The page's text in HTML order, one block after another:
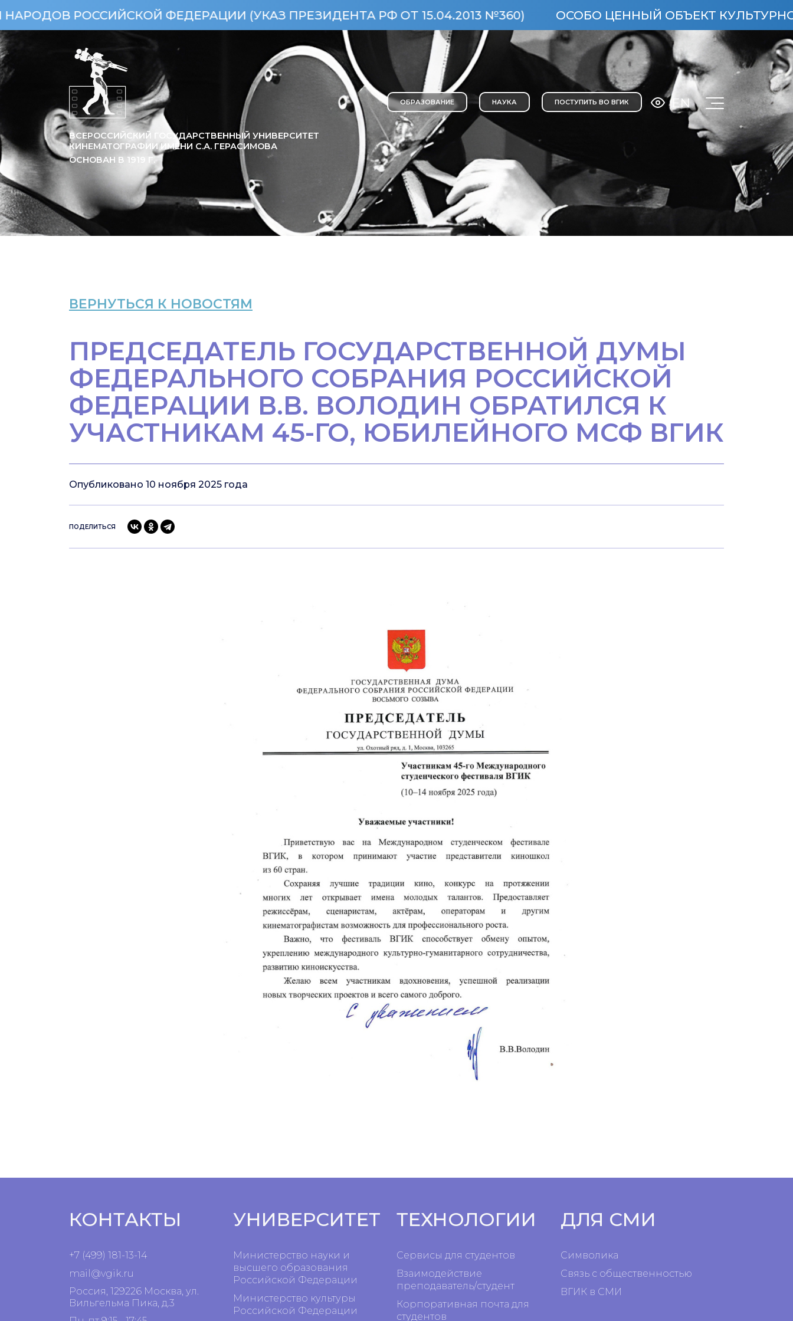
РОССИЙСКОЙ ФЕДЕРАЦИИ (УКАЗ ПРЕЗИДЕНТА РФ ОТ 15.04.2013 №360) ОСОБО ЦЕННЫЙ ОБЪЕКТ КУЛЬТУРНОГО
ВСЕРОССИЙСКИЙ ГОСУДАРСТВЕННЫЙ УНИВЕРСИТЕТ
КИНЕМАТОГРАФИИ ИМЕНИ С.А. ГЕРАСИМОВА
ОСНОВАН В 1919 Г.
ОБРАЗОВАНИЕ НАУКА ПОСТУПИТЬ ВО ВГИК EN
ВЕРНУТЬСЯ К НОВОСТЯМ
ПРЕДСЕДАТЕЛЬ ГОСУДАРСТВЕННОЙ ДУМЫ
ФЕДЕРАЛЬНОГО СОБРАНИЯ РОССИЙСКОЙ
ФЕДЕРАЦИИ В.В. ВОЛОДИН ОБРАТИЛСЯ К
УЧАСТНИКАМ 45-ГО, ЮБИЛЕЙНОГО МСФ ВГИК
Опубликовано 10 ноября 2025 года
ПОДЕЛИТЬСЯ
КОНТАКТЫ
+7 (499) 181-13-14
mail@vgik.ru
Россия, 129226 Москва, ул.
Вильгельма Пика, д.3
УНИВЕРСИТЕТ
Министерство науки и
высшего образования
Российской Федерации
Министерство культуры
Российской Федерации
ТЕХНОЛОГИИ
Сервисы для студентов
Взаимодействие
преподаватель/студент
Корпоративная почта для
студентов
ДЛЯ СМИ
Символика
Связь с общественностью
ВГИК в СМИ